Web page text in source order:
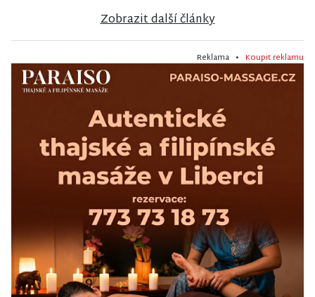
Zobrazit další články
Reklama • Koupit reklamu